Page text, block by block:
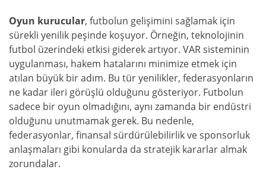
Oyun kurucular, futbolun gelişimini sağlamak için
sürekli yenilik peşinde koşuyor. Örneğin, teknolojinin
futbol üzerindeki etkisi giderek artıyor. VAR sisteminin
uygulanması, hakem hatalarını minimize etmek için
atılan büyük bir adım. Bu tür yenilikler, federasyonların
ne kadar ileri görüşlü olduğunu gösteriyor. Futbolun
sadece bir oyun olmadığını, aynı zamanda bir endüstri
olduğunu unutmamak gerek. Bu nedenle,
federasyonlar, finansal sürdürülebilirlik ve sponsorluk
anlaşmaları gibi konularda da stratejik kararlar almak
zorundalar.